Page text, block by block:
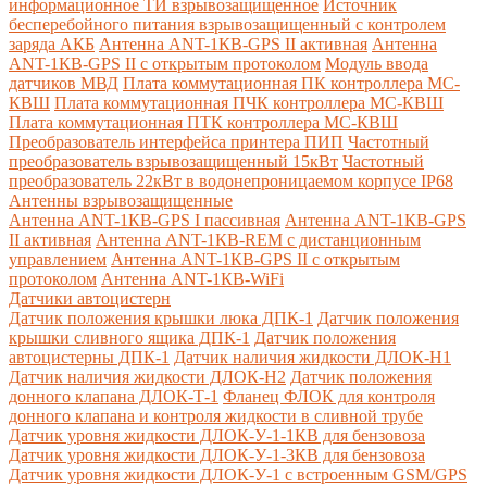
информационное ТИ взрывозащищенное Источник
бесперебойного питания взрывозащищенный с контролем
заряда АКБ Антенна ANT-1КВ-GPS II активная Антенна
ANT-1КВ-GPS II с открытым протоколом Модуль ввода
датчиков МВД Плата коммутационная ПК контроллера МС-
КВШ Плата коммутационная ПЧК контроллера МС-КВШ
Плата коммутационная ПТК контроллера МС-КВШ
Преобразователь интерфейса принтера ПИП Частотный
преобразователь взрывозащищенный 15кВт Частотный
преобразователь 22кВт в водонепроницаемом корпусе IP68
Антенны взрывозащищенные
Антенна ANT-1КВ-GPS I пассивная Антенна ANT-1КВ-GPS
II активная Антенна ANT-1КВ-REM c дистанционным
управлением Антенна ANT-1КВ-GPS II с открытым
протоколом Антенна ANT-1КВ-WiFi
Датчики автоцистерн
Датчик положения крышки люка ДПК-1 Датчик положения
крышки сливного ящика ДПК-1 Датчик положения
автоцистерны ДПК-1 Датчик наличия жидкости ДЛОК-Н1
Датчик наличия жидкости ДЛОК-Н2 Датчик положения
донного клапана ДЛОК-Т-1 Фланец ФЛОК для контроля
донного клапана и контроля жидкости в сливной трубе
Датчик уровня жидкости ДЛОК-У-1-1КВ для бензовоза
Датчик уровня жидкости ДЛОК-У-1-3КВ для бензовоза
Датчик уровня жидкости ДЛОК-У-1 с встроенным GSM/GPS